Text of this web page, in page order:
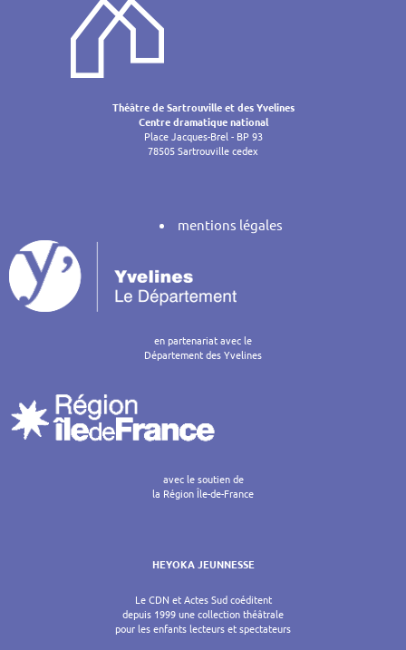
de
l’article
Théâtre de Sartrouville et des Yvelines
Centre dramatique national
Place Jacques-Brel - BP 93
78505 Sartrouville cedex
mentions légales
en partenariat avec le
Département des Yvelines
avec le soutien de
la Région Île-de-France
HEYOKA JEUNNESSE
Le CDN et Actes Sud coéditent
depuis 1999 une collection théâtrale
pour les enfants lecteurs et spectateurs